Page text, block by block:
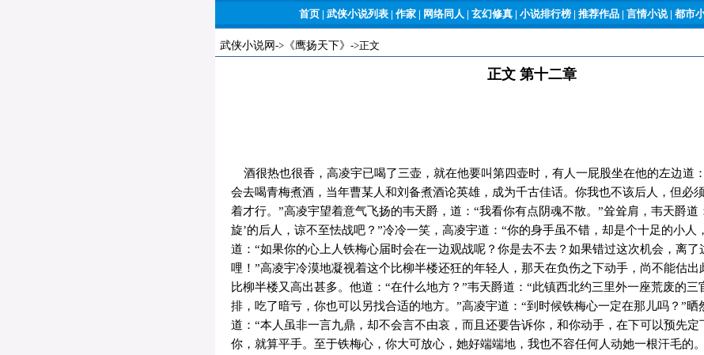
首页 | 武侠小说列表 | 作家 | 网络同人 | 玄幻修真 | 小说排行榜 | 推荐作品 | 言情小说| 都市
武侠小说网 -> 《鹰扬天下》 ->正文
正文 第十二章
酒很热也很香，高凌宇已喝了三壶，就在他要叫第四壶时，有人一屁股坐在他的左边道
会去喝青梅煮酒，当年曹某人和刘备煮酒论英雄，成为千古佳话。你我也不该后人，但必
着才行。”高凌宇望着意气飞扬的韦天爵，道：“我看你有点阴魂不散。”耸耸肩，韦天爵道
旋’的后人，谅不至怯战吧？”冷冷一笑，高凌宇道：“你的身手虽不错，却是个十足的小人
道：“如果你的心上人铁梅心届时会在一边观战呢？你是去不去？如果错过这次机会，离
哩！”高凌宇冷漠地凝视着这个比柳半楼还狂的年轻人，那天在负伤之下动手，尚不能估出
比柳半楼又高出甚多。他道：“在什么地方？”韦天爵道：“此镇西北约三里外一座荒废的
排，吃了暗亏，你也可以另找合适的地方。”高凌宇道：“到时候铁梅心一定在那儿吗？”晒
道：“本人虽非一言九鼎，却不会言不由哀，而且还要告诉你，和你动手，在下可以预先定
你，就算平手。至于铁梅心，你大可放心，她好端端地，我也不容任何人动她一根汗毛的